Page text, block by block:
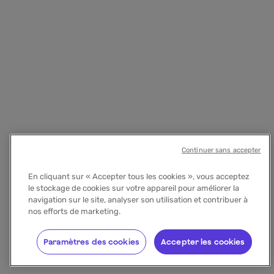
En cliquant sur « Accepter tous les cookies », vous acceptez
le stockage de cookies sur votre appareil pour améliorer la
navigation sur le site, analyser son utilisation et contribuer à
nos efforts de marketing.
Accepter les cookies
Paramètres des cookies
Continuer sans accepter